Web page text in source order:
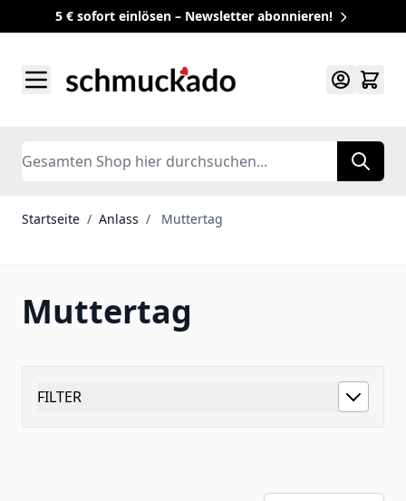
5 € sofort einlösen – Newsletter abonnieren!
Search
Startseite / Anlass / Muttertag
Muttertag
FILTER